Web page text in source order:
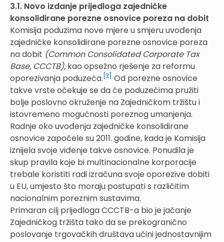
3.1. Novo izdanje prijedloga zajedničke
konsolidirane porezne osnovice poreza na dobit
Komisija poduzima nove mjere u smjeru uvođenja
zajedničke konsolidirane porezne osnovice poreza
na dobit (Common Consolidated Corporate Tax
Base, CCCTB), kao opsežno rješenje za reformu
oporezivanja poduzeća. [3]
Od porezne osnovice
takve vrste očekuje se da će poduzećima pružiti
bolje poslovno okruženje na Zajedničkom tržištu i
istovremeno mogućnosti poreznog umanjenja.
Radnje oko uvođenja zajedničke konsolidirane
osnovice započele su 2011. godine, kada je Komisija
iznijela svoje viđenje takve osnovice. Ponudila je
skup pravila koje bi multinacionalne korporacije
trebale koristiti radi izračuna svoje oporezive dobiti
u EU, umjesto što moraju postupati s različitim
nacionalnim poreznim sustavima.
Primaran cilj prijedloga CCCTB-a bio je jačanje
Zajedničkog tržišta tako da se prekogranično
poslovanje trgovačkih društava učini jednostavnijim